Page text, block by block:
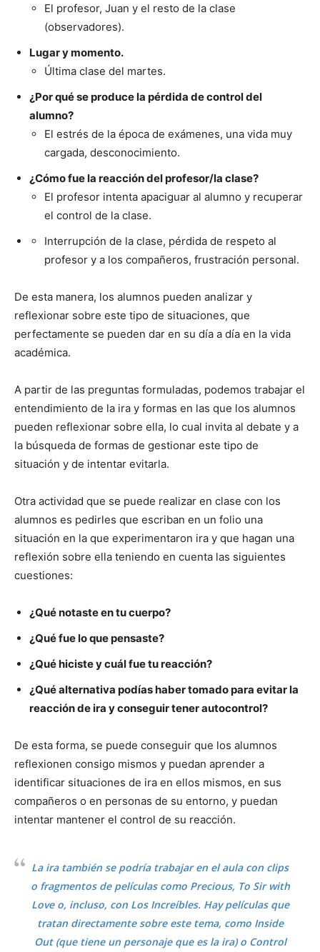
El profesor, Juan y el resto de la clase
(observadores).
Lugar y momento.
Última clase del martes.
¿Por qué se produce la pérdida de control del
alumno?
El estrés de la época de exámenes, una vida muy
cargada, desconocimiento.
¿Cómo fue la reacción del profesor/la clase?
El profesor intenta apaciguar al alumno y recuperar
el control de la clase.
Interrupción de la clase, pérdida de respeto al
profesor y a los compañeros, frustración personal.
De esta manera, los alumnos pueden analizar y
reflexionar sobre este tipo de situaciones, que
perfectamente se pueden dar en su día a día en la vida
académica.
A partir de las preguntas formuladas, podemos trabajar el
entendimiento de la ira y formas en las que los alumnos
pueden reflexionar sobre ella, lo cual invita al debate y a
la búsqueda de formas de gestionar este tipo de
situación y de intentar evitarla.
Otra actividad que se puede realizar en clase con los
alumnos es pedirles que escriban en un folio una
situación en la que experimentaron ira y que hagan una
reflexión sobre ella teniendo en cuenta las siguientes
cuestiones:
¿Qué notaste en tu cuerpo?
¿Qué fue lo que pensaste?
¿Qué hiciste y cuál fue tu reacción?
¿Qué alternativa podías haber tomado para evitar la
reacción de ira y conseguir tener autocontrol?
De esta forma, se puede conseguir que los alumnos
reflexionen consigo mismos y puedan aprender a
identificar situaciones de ira en ellos mismos, en sus
compañeros o en personas de su entorno, y puedan
intentar mantener el control de su reacción.
La ira también se podría trabajar en el aula con clips
o fragmentos de películas como Precious, To Sir with
Loveo, incluso, con Los Increíbles. Hay películas que
tratan directamente sobre este tema, como Inside
Out(que tiene un personaje que es la ira) o Control